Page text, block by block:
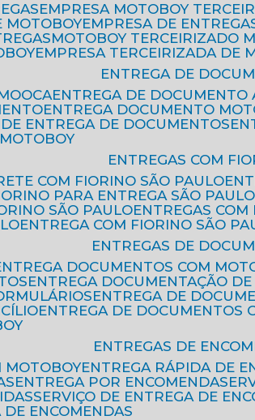
EMPRESA MOTOBOY
MOTOBOY
EMPRESA DE
MOTOBOY TERCEIRIZADO
EMPRESA TERCEIRIZADA DE
ENTREGA DE
ENTREGA DE
ENTREGA DOCUMENTO
DE ENTREGA DE DOCUMENTOS
ENTREGAS COM
COM FIORINO SÃO PAULO
PARA ENTREGA SÃO PAULO
SÃO PAULO
ENTREGAS
ENTREGA COM FIORINO SÃO
ENTREGAS DE
ENTREGA DOCUMENTOS COM
ENTREGA DOCUMENTAÇÃO
ENTREGA DE
ENTREGA DE DOCUMENTOS
ENTREGAS DE
MOTOBOY
ENTREGA RÁPIDA DE
ENTREGA POR ENCOMENDA
SERVIÇO DE ENTREGA DE
DE ENCOMENDAS